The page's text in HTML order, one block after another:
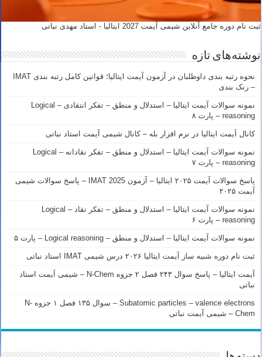
ثبت نام دوره جامع آنلاین شیمی آیمت 2027 ایتالیا - استاد مهدی نباتی
نوشته‌های تازه
نحوه رتبه بندی داوطلبان در آزمون آیمت ایتالیا؛ قوانین کامل رتبه بندی IMAT
– رنک بندی
نمونه سوالات آیمت ایتالیا – استدلال و منطق – تفکر انتقادی – Logical
reasoning – پارت ۸
کانال آیمت ایتالیا در نرم افزار بله – کانال شیمی آیمت استاد نباتی
نمونه سوالات آیمت ایتالیا – استدلال و منطق – تفکر نقادانه – Logical
reasoning – پارت ۷
پاسخ سوالات آیمت ۲۰۲۵ ایتالیا – آزمون IMAT 2025 – پاسخ سوالات شیمی
آیمت ۲۰۲۵
نمونه سوالات آیمت ایتالیا – استدلال و منطق – تفکر نقاد – Logical
reasoning – پارت ۶
نمونه سوالات آیمت ایتالیا – استدلال و منطق – Logical reasoning – پارت ۵
ثبت نام دوره شبیه ساز آیمت ایتالیا ۲۰۲۶ درس شیمی IMAT استاد نباتی
آیمت ایتالیا – پاسخ سوال ۲۴۳ فصل ۲ جزوه N-Chem – شیمی آیمت استاد
نباتی
Subatomic particles – valence electrons – سوال ۱۳۵ فصل ۱ جزوه N-
Chem – شیمی آیمت نباتی